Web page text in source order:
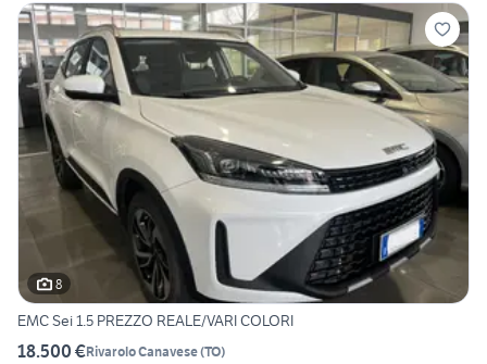
8
EMC Sei 1.5 PREZZO REALE/VARI COLORI
18.500 €Rivarolo Canavese(TO)